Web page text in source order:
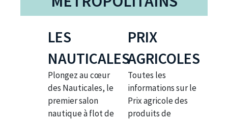
LES
NAUTICALES
Plongez au cœur
des Nauticales, le
premier salon
nautique à flot de
PRIX
AGRICOLES
Toutes les
informations sur le
Prix agricole des
produits de